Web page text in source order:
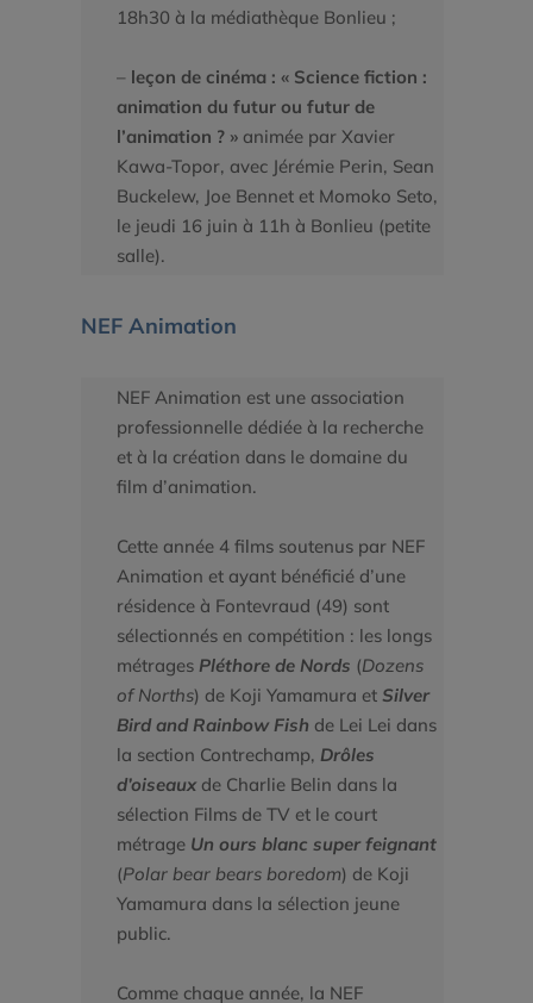
18h30 à la médiathèque Bonlieu ;
– leçon de cinéma : « Science fiction :
animation du futur ou futur de
l’animation ? » animée par Xavier
Kawa-Topor, avec Jérémie Perin, Sean
Buckelew, Joe Bennet et Momoko Seto,
le jeudi 16 juin à 11h à Bonlieu (petite
salle).
NEF Animation
NEF Animation est une association
professionnelle dédiée à la recherche
et à la création dans le domaine du
film d’animation.
Cette année 4 films soutenus par NEF
Animation et ayant bénéficié d’une
résidence à Fontevraud (49) sont
sélectionnés en compétition : les longs
métrages Pléthore de Nords (Dozens
of Norths) de Koji Yamamura etSilver
Bird and Rainbow Fish de Lei Lei dans
la section Contrechamp, Drôles
d’oiseaux de Charlie Belin dans la
sélection Films de TV et le court
métrage Un ours blanc super feignant
(Polar bear bears boredom) de Koji
Yamamura dans la sélection jeune
public.
Comme chaque année, la NEF